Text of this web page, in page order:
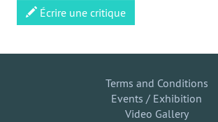
Écrire une critique
Terms and Conditions
Events / Exhibition
Video Gallery